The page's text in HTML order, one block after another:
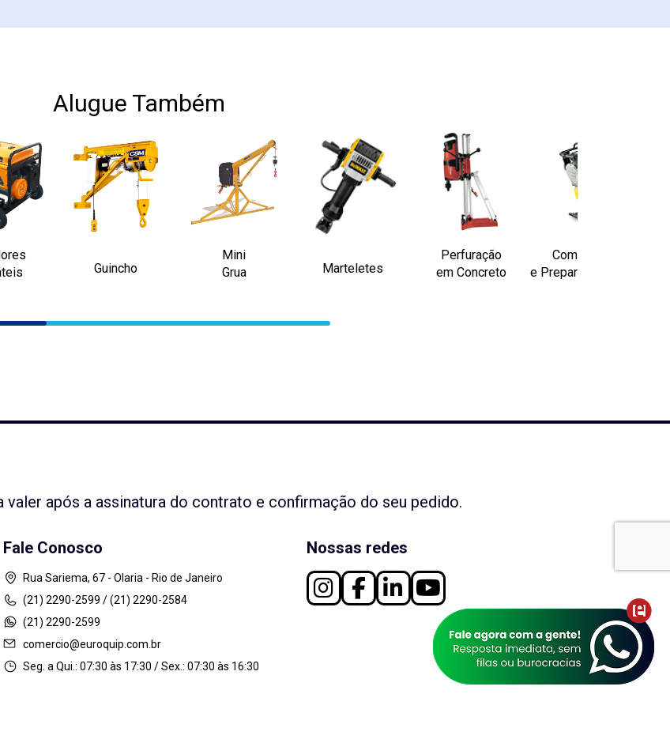
Alugue Também
Guincho
Mini
Grua
Marteletes
Perfuração
em Concreto
Compactação
e Preparação de Solo
valer após a assinatura do contrato e confirmação do seu pedido.
Fale Conosco
Rua Sariema, 67 - Olaria - Rio de Janeiro
(21) 2290-2599 / (21) 2290-2584
(21) 2290-2599
comercio@euroquip.com.br
Seg. a Qui.: 07:30 às 17:30 / Sex.: 07:30 às 16:30
Nossas redes